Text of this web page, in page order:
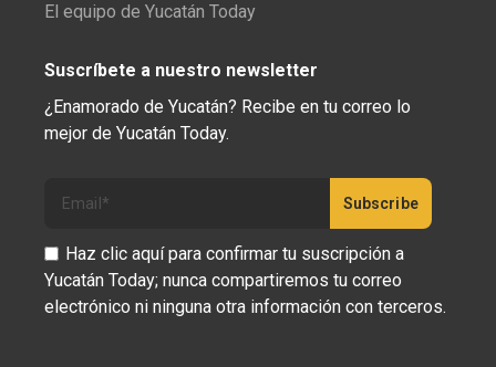
El equipo de Yucatán Today
Suscríbete a nuestro newsletter
¿Enamorado de Yucatán? Recibe en tu correo lo
mejor de Yucatán Today.
Haz clic aquí para confirmar tu suscripción a
Yucatán Today; nunca compartiremos tu correo
electrónico ni ninguna otra información con terceros.